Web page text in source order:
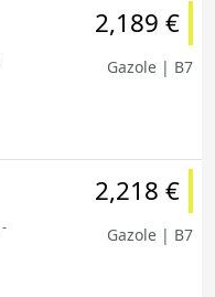
2,189 €
Gazole | B7
-
2,218 €
Gazole | B7